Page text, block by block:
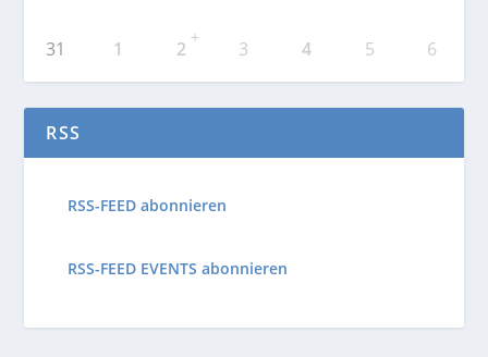
31 1 2
+
3 4 5 6
RSS
RSS-FEED abonnieren
RSS-FEED EVENTS abonnieren